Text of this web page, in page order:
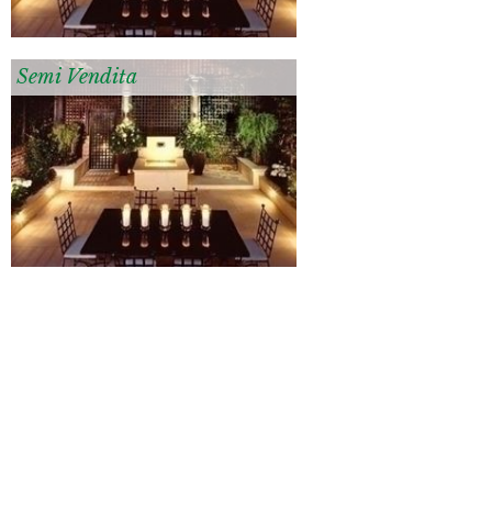
Semi Vendita